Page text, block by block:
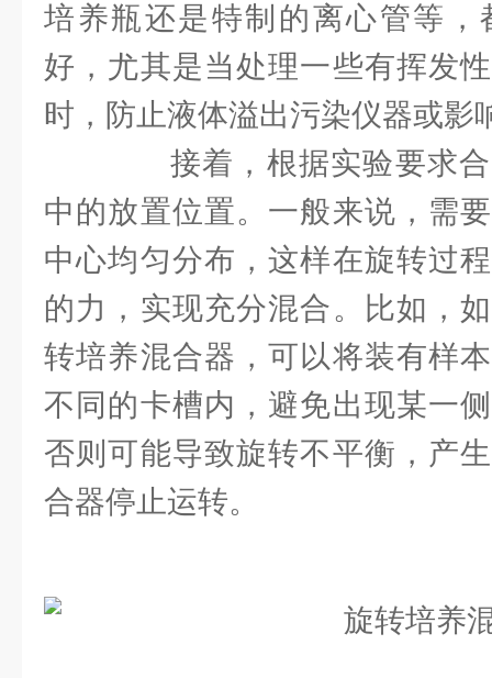
培养瓶还是特制的离心管等，
好，尤其是当处理一些有挥发
时，防止液体溢出污染仪器或影
接着，根据实验要求合
中的放置位置。一般来说，需
中心均匀分布，这样在旋转过
的力，实现充分混合。比如，
转培养混合器，可以将装有样
不同的卡槽内，避免出现某一
否则可能导致旋转不平衡，产
合器停止运转。